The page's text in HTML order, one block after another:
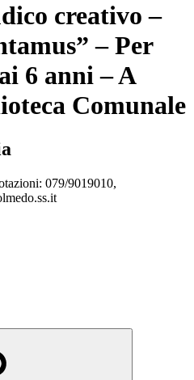
creativo –
– Per
6 anni – A
Comunale
079/9019010,